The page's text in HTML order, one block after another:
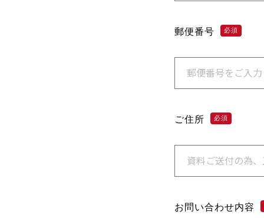
郵便番号 必須
ご住所 必須
お問い合わせ内容